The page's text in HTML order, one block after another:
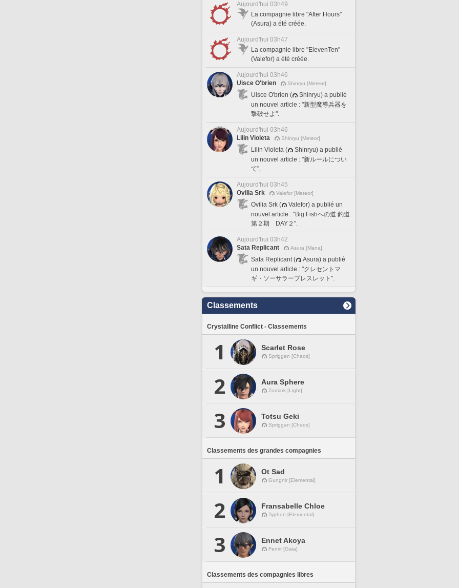
Aujourd'hui 03h49
La compagnie libre "After Hours"
(Asura) a été créée.
Aujourd'hui 03h47
La compagnie libre "ElevenTen"
(Valefor) a été créée.
Aujourd'hui 03h46
Uisce O'brien
Shinryu [Meteor]
Uisce O'brien (
Shinryu) a publié
un nouvel article : "新型魔導兵器を
撃破せよ".
Aujourd'hui 03h46
Lilin Violeta
Shinryu [Meteor]
Lilin Violeta (
Shinryu) a publié
un nouvel article : "新ルールについ
て".
Aujourd'hui 03h45
Ovilia Srk
Valefor [Meteor]
Ovilia Srk (
Valefor) a publié un
nouvel article : "Big Fishへの道 釣道
第２期 DAY２".
Aujourd'hui 03h42
Sata Replicant
Asura [Mana]
Sata Replicant (
Asura) a publié
un nouvel article : "クレセントマ
ギ・ソーサラーブレスレット".
Classements
Crystalline Conflict - Classements
1 Scarlet Rose
Spriggan [Chaos]
2 Aura Sphere
Zodiark [Light]
3 Totsu Geki
Spriggan [Chaos]
Classements des grandes compagnies
1 Ot Sad
Gungnir [Elemental]
2 Fransabelle Chloe
Typhon [Elemental]
3 Ennet Akoya
Fenrir [Gaia]
Classements des compagnies libres